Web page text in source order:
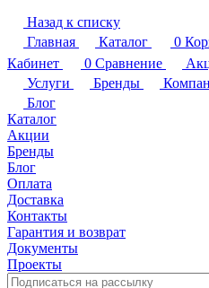
Назад к списку
Главная
Каталог 0
Кабинет
0 Сравнение
Услуги
Бренды
Блог
Каталог
Акции
Бренды
Блог
Оплата
Доставка
Контакты
Гарантия и возврат
Документы
Проекты